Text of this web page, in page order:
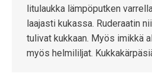
litulaukka lämpöputken
laajasti kukassa. Ruderaatin
tulivat kukkaan. Myös imikkä
myös helmililjat.